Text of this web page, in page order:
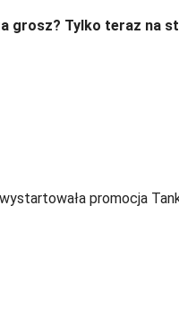
grosz? Tylko teraz na
promocja